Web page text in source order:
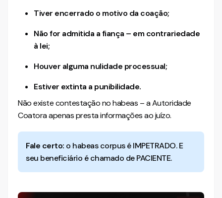
Tiver encerrado o motivo da coação;
Não for admitida a fiança – em contrariedade
à lei;
Houver alguma nulidade processual;
Estiver extinta a punibilidade.
Não existe contestação no habeas – a Autoridade
Coatora apenas presta informações ao juízo.
Fale certo: o habeas corpus é IMPETRADO. E
seu beneficiário é chamado de PACIENTE.